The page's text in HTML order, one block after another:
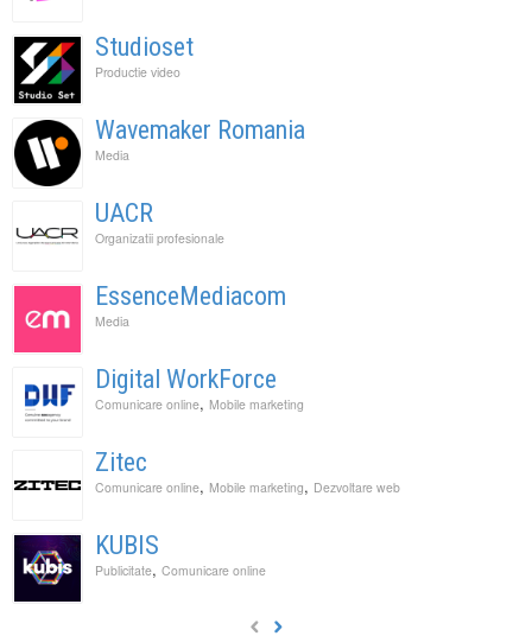
Studioset
Productie video
Wavemaker Romania
Media
UACR
Organizatii profesionale
EssenceMediacom
Media
Digital WorkForce
Comunicare online, Mobile marketing
Zitec
Comunicare online, Mobile marketing, Dezvoltare web
KUBIS
Publicitate, Comunicare online